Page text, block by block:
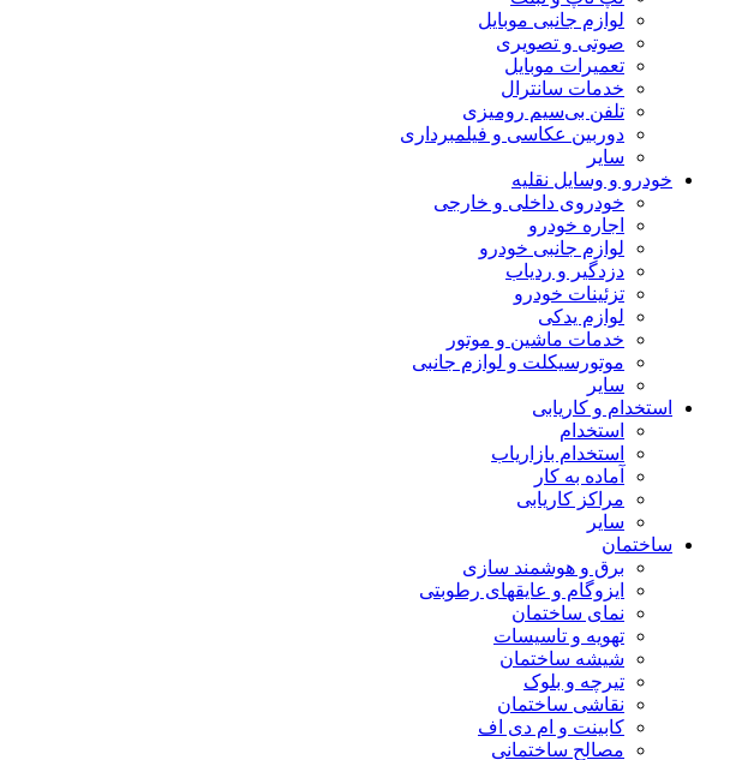
لوازم جانبی موبایل
صوتی و تصویری
تعمیرات موبایل
خدمات سانترال
تلفن بی‌سیم رومیزی
دوربین عکاسی و فیلمبرداری
سایر
خودرو و وسایل نقلیه
خودروی داخلی و خارجی
اجاره خودرو
لوازم جانبی خودرو
دزدگیر و ردیاب
تزئینات خودرو
لوازم یدکی
خدمات ماشین و موتور
موتورسیکلت و لوازم جانبی
سایر
استخدام و کاریابی
استخدام
استخدام بازاریاب
آماده به کار
مراکز کاریابی
سایر
ساختمان
برق و هوشمند سازی
ایزوگام و عایقهای رطوبتی
نمای ساختمان
تهویه و تاسیسات
شیشه ساختمان
تیرچه و بلوک
نقاشی ساختمان
کابینت و ام دی اف
مصالح ساختمانی